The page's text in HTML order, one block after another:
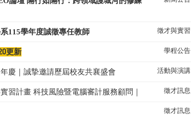
115學年度誠徵專任教師 徵才與實習
更新 學程公告
慶｜誠摯邀請歷屆校友共襄盛會 活動與演講
習計畫 科技風險暨電腦審計服務顧問｜ 徵才訊息
徵才訊息